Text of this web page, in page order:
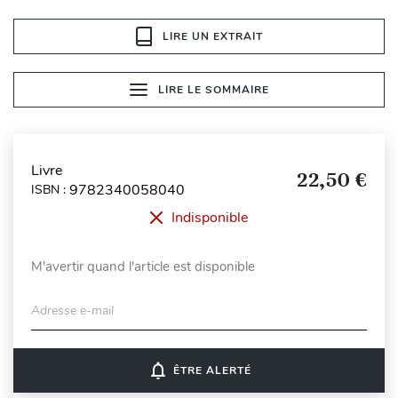
LIRE UN EXTRAIT
LIRE LE SOMMAIRE
Livre
ISBN : 9782340058040 22,50 €
Indisponible
M'avertir quand l'article est disponible
Adresse e-mail
notifications_none ÊTRE ALERTÉ